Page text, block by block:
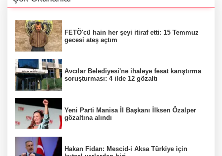
FETÖ'cü hain her şeyi itiraf etti: 15 Temmuz
gecesi ateş açtım
Avcılar Belediyesi'ne ihaleye fesat karıştırma
soruşturması: 4 ilde 12 gözaltı
Yeni Parti Manisa İl Başkanı İlksen Özalper
gözaltına alındı
Hakan Fidan: Mescid-i Aksa Türkiye için